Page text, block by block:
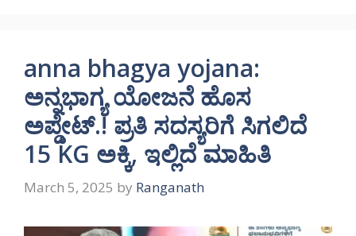
anna bhagya yojana:
ಅನ್ನಭಾಗ್ಯ ಯೋಜನೆ ಹೊಸ
ಅಪ್ಡೇಟ್.! ಪ್ರತಿ ಸದಸ್ಯರಿಗೆ ಸಿಗಲಿದೆ
15 KG ಅಕ್ಕಿ, ಇಲ್ಲಿದೆ ಮಾಹಿತಿ
March 5, 2025 by Ranganath